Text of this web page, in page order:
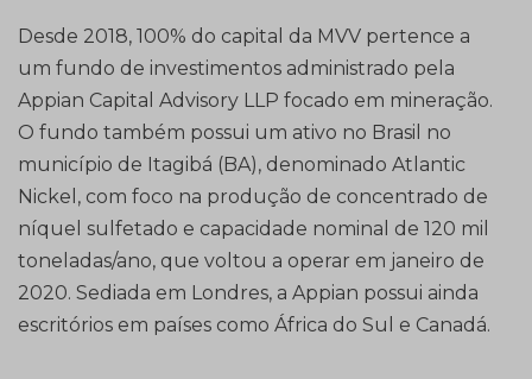
Desde 2018, 100% do capital da MVV pertence a
um fundo de investimentos administrado pela
Appian Capital Advisory LLP focado em mineração.
O fundo também possui um ativo no Brasil no
município de Itagibá (BA), denominado Atlantic
Nickel, com foco na produção de concentrado de
níquel sulfetado e capacidade nominal de 120 mil
toneladas/ano, que voltou a operar em janeiro de
2020. Sediada em Londres, a Appian possui ainda
escritórios em países como África do Sul e Canadá.